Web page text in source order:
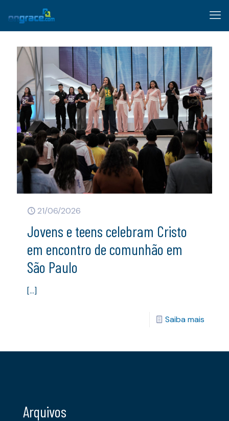
21/06/2026
Jovens e teens celebram Cristo
em encontro de comunhão em
São Paulo
[…]
Saiba mais
Arquivos